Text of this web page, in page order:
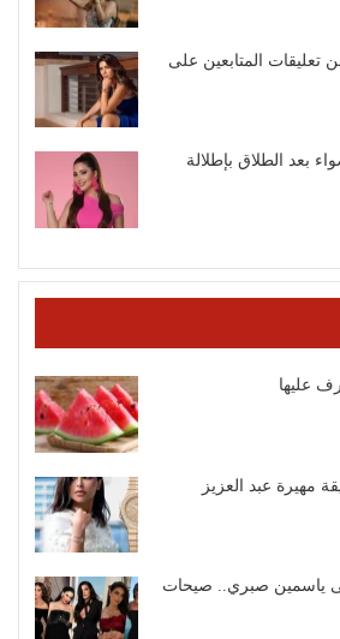
المتابعين على
بعد الطلاق بإطلالة
عليها
مهيرة عبد العزيز
ياسمين صبري.. صيحات